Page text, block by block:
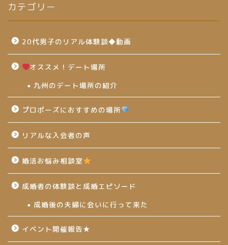
カテゴリー
20代男子のリアル体験談◆動画
オススメ！デート場所
九州のデート場所の紹介
プロポーズにおすすめの場所
リアルな入会者の声
婚活お悩み相談室
成婚者の体験談と成婚エピソード
成婚後の夫婦に会いに行って来た
イベント開催報告★